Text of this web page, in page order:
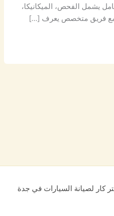
يشمل الفحص، الميكانيكا،
مع فريق متخصص يعرف […]